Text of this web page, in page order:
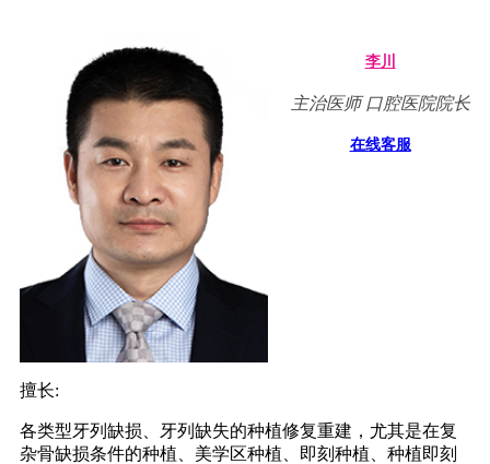
李川
主治医师 口腔医院院长
在线客服
擅长:
各类型牙列缺损、牙列缺失的种植修复重建，尤其是在复
杂骨缺损条件的种植、美学区种植、即刻种植、种植即刻